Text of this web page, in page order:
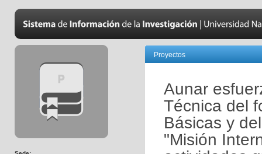
Proyectos
Aunar
Técnica del
Básicas y
"Misión